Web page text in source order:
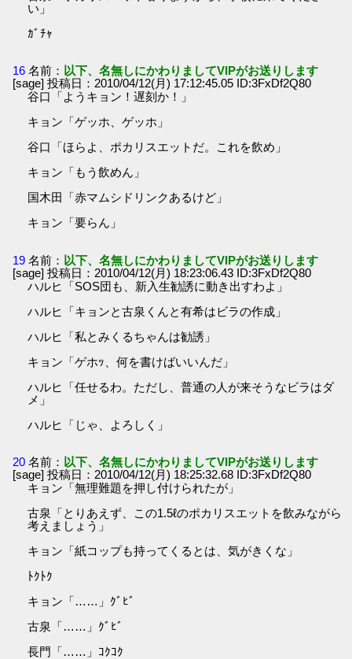
い」
ｶﾞﾁｬ
16 名前： 以下、名無しにかわりましてVIPがお送りします
[sage] 投稿日：2010/04/12(月) 17:12:45.05 ID:3FxDf2Q80
谷口「ようキョン！遅刻か！」
キョン「ゲッホ、ゲッホ」
谷口「ほらよ、ポカリスエットだ。これを飲め」
キョン「もう飲めん」
国木田「赤マムシドリンクあるけど」
キョン「要らん」
19 名前： 以下、名無しにかわりましてVIPがお送りします
[sage] 投稿日：2010/04/12(月) 18:23:06.43 ID:3FxDf2Q80
ハルヒ「SOS団も、新入生勧誘に動き出すわよ」
ハルヒ「キョンと古泉くんと有希はビラの作成」
ハルヒ「私とみくるちゃんは勧誘」
キョン「ゲホｯ、何を書けばいいんだ」
ハルヒ「任せるわ。ただし、普通の人が来そうなビラはダ
メ」
ハルヒ「じゃ、よろしく」
20 名前： 以下、名無しにかわりましてVIPがお送りします
[sage] 投稿日：2010/04/12(月) 18:25:32.68 ID:3FxDf2Q80
キョン「無理難題を押し付けられたが」
古泉「とりあえず、この1.5ℓのポカリスエットを飲みながら
考えましょう」
キョン「紙コップも持ってくるとは、気がきくな」
ﾄｸﾄｸ
キョン「……」ｸﾞﾋﾞ
古泉「……」ｸﾞﾋﾞ
長門「……」ｺｸｺｸ